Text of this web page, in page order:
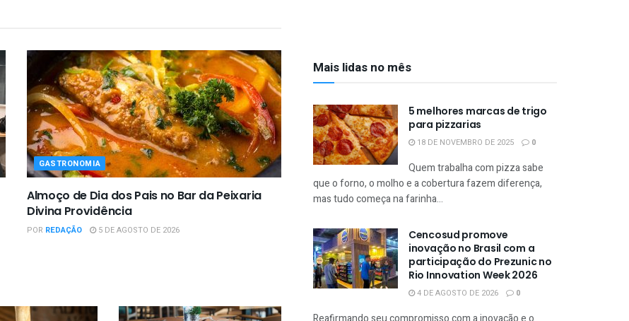
GASTRONOMIA
Almoço de Dia dos Pais no Bar da Peixaria
Divina Providência
POR REDAÇÃO 5 DE AGOSTO DE 2026
Mais lidas no mês
5 melhores marcas de trigo
para pizzarias
18 DE NOVEMBRO DE 2025 0
Quem trabalha com pizza sabe
que o forno, o molho e a cobertura fazem diferença,
mas tudo começa na farinha...
Cencosud promove
inovação no Brasil com a
participação do Prezunic no
Rio Innovation Week 2026
4 DE AGOSTO DE 2026 0